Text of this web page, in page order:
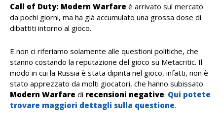
Call of Duty: Modern Warfare è arrivato sul mercato
da pochi giorni, ma ha già accumulato una grossa dose di
dibattiti intorno al gioco.
E non ci riferiamo solamente alle questioni politiche, che
stanno costando la reputazione del gioco su Metacritic. Il
modo in cui la Russia è stata dipinta nel gioco, infatti, non è
stato apprezzato da molti giocatori, che hanno subissato
Modern Warfare di recensioni negative. Qui potete
trovare maggiori dettagli sulla questione.